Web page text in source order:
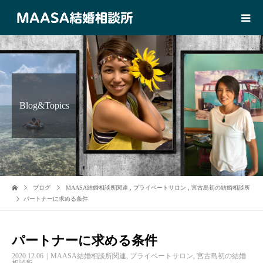
Blog&Topics
ブログ MAASA結婚相談所関連 プライベートサロン
宮古島初の結婚相談所
パートナーに求める条件
パートナーに求める条件
2020.12.06 MAASA結婚相談所関連, プライベートサロン, 宮古島初の結婚